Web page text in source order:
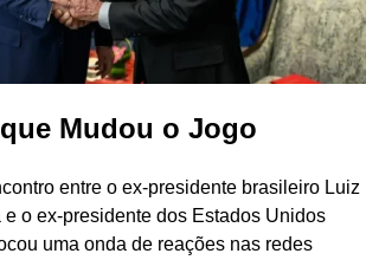
Mudou o Jogo
entre o ex-presidente brasileiro Luiz
e o ex-presidente dos Estados Unidos
uma onda de reações nas redes